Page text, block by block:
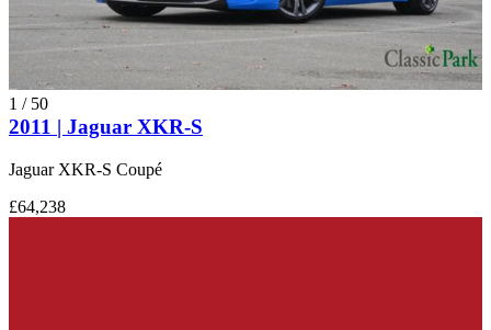
1 / 50
2011 | Jaguar XKR-S
Jaguar XKR-S Coupé
£64,238